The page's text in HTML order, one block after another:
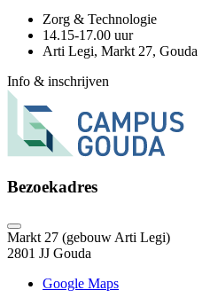
Zorg & Technologie
14.15-17.00 uur
Arti Legi, Markt 27, Gouda
Info & inschrijven
Bezoekadres
Markt 27 (gebouw Arti Legi)
2801 JJ Gouda
Google Maps